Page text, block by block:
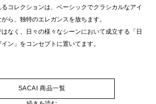
コレクションは、ベーシックでクラシカルなアイ
ら、独特のエレガンスを放ちます。
なく、日々の様々なシーンにおいて成立する「日
ン」をコンセプトに置いてます。
SACAI 商品一覧